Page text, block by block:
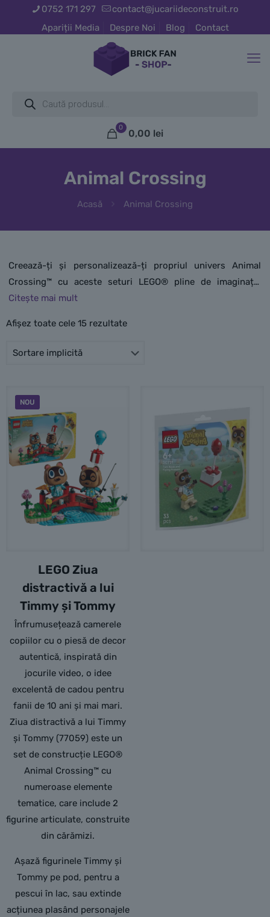
0752 171 297
contact@jucariideconstruit.ro
Apariții Media
Despre Noi Blog Contact
search
0
0,00 lei
Animal Crossing
Acasă Animal Crossing
Creează-ți și personalizează-ți propriul univers Animal
Crossing™ cu aceste seturi LEGO® pline de imaginație
inspirate de seria de jocuri video. Construiește-ți propriul
de corturi. Interpretează propriile povești cu personaje
precum Isabelle, Tom Nook, Kapp’n și altele! Un cadou
Afișez toate cele 15 rezultate
NOU
LEGO Ziua
distractivă a lui
Timmy și Tommy
Înfrumusețează camerele
copiilor cu o piesă de decor
autentică, inspirată din
jocurile video, o idee
excelentă de cadou pentru
fanii de 10 ani și mai mari.
Ziua distractivă a lui Timmy
și Tommy (77059) este un
set de construcție LEGO®
Animal Crossing™ cu
numeroase elemente
tematice, care include 2
figurine articulate, construite
din cărămizi.
Așază figurinele Timmy și
Tommy pe pod, pentru a
pescui în lac, sau extinde
acțiunea plasând personajele